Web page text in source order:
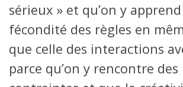
sérieux » et qu’on y
fécondité des règles en
que celle des interactions
parce qu’on y rencontre des